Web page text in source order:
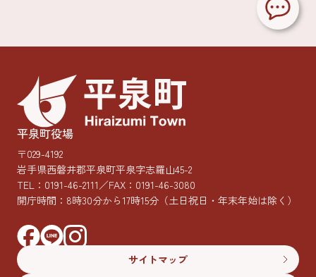
平泉町役場
〒029-4192
岩手県西磐井郡平泉町平泉字志羅山45-2
TEL： 0191-46-2111／FAX：0191-46-3080
開庁時間：8時30分から17時15分 （土日祝日・年末年始は除く）
サイトマップ